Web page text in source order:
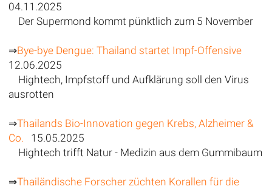
04.11.2025
Der Supermond kommt pünktlich zum 5 November
⇒Bye-bye Dengue: Thailand startet Impf-Offensive
12.06.2025
Hightech, Impfstoff und Aufklärung soll den Virus
ausrotten
⇒Thailands Bio-Innovation gegen Krebs, Alzheimer &
Co. 15.05.2025
Hightech trifft Natur - Medizin aus dem Gummibaum
⇒Thailändische Forscher züchten Korallen für die